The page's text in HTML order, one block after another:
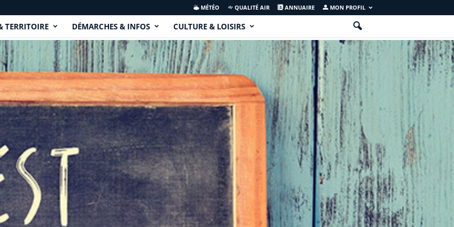
MÉTÉO QUALITÉ AIR ANNUAIRE MON PROFIL
TERRITOIRE DÉMARCHES & INFOS CULTURE & LOISIRS